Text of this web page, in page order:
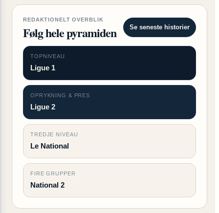
REDAKTIONELT OVERBLIK
Følg hele pyramiden Se seneste historier
TOPNIVEAU
Ligue 1
OPRYKNING & PRES
Ligue 2
TREDJE NIVEAU
Le National
FIRE GRUPPER
National 2